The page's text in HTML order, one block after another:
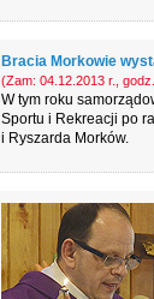
Bracia Morkowie
(Zam: 04.12.2013 r.,
W tym roku
Sportu i Rekreacji po
i Ryszarda Morków.